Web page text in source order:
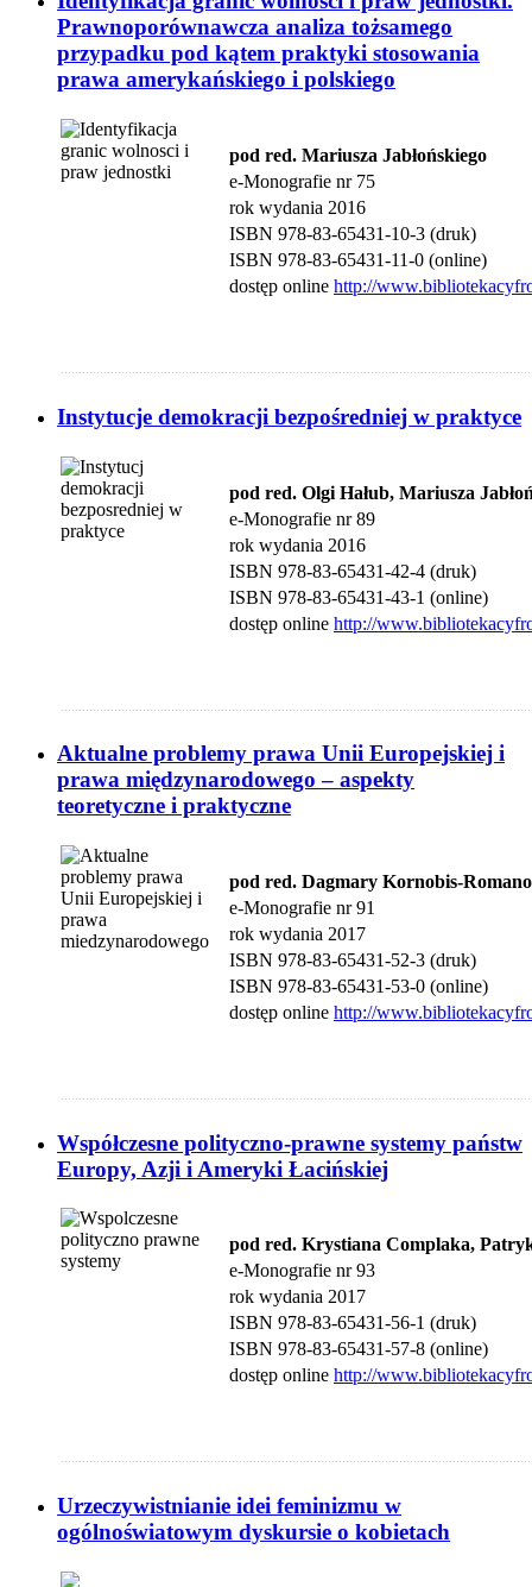
Prawnoporównawcza analiza tożsamego
przypadku pod kątem praktyki stosowania
prawa amerykańskiego i polskiego
pod red. Mariusza Jabłońskiego
e-Monografie nr 75
rok wydania 2016
ISBN 978-83-65431-10-3 (druk)
ISBN 978-83-65431-11-0 (online)
dostęp online http://
Instytucje demokracji bezpośredniej w praktyce
pod red. Olgi Hałub, Mariusza
e-Monografie nr 89
rok wydania 2016
ISBN 978-83-65431-42-4 (druk)
ISBN 978-83-65431-43-1 (online)
dostęp online http://
Aktualne problemy prawa Unii Europejskiej i
prawa międzynarodowego – aspekty
teoretyczne i praktyczne
pod red. Dagmary Kornobis-
e-Monografie nr 91
rok wydania 2017
ISBN 978-83-65431-52-3 (druk)
ISBN 978-83-65431-53-0 (online)
dostęp online http://
Współczesne polityczno-prawne systemy państw
Europy, Azji i Ameryki Łacińskiej
pod red. Krystiana Complaka,
e-Monografie nr 93
rok wydania 2017
ISBN 978-83-65431-56-1 (druk)
ISBN 978-83-65431-57-8 (online)
dostęp online http://
Urzeczywistnianie idei feminizmu w
ogólnoświatowym dyskursie o kobietach